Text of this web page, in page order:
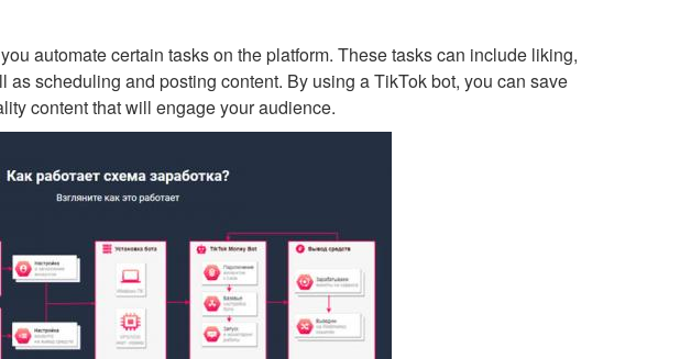
automate certain tasks on the platform. These tasks can include liking,
scheduling and posting content. By using a TikTok bot, you can save
content that will engage your audience.